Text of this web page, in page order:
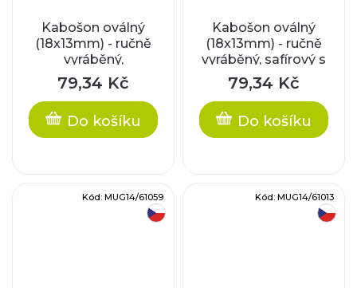
Kabošon oválný
(18x13mm) - ručně
vyráběný,
narůžovělý s plátky
stříbra
79,34 Kč
Do košíku
Kabošon oválný
(18x13mm) - ručně
vyráběný, safírový s
plátky stříbra
79,34 Kč
Do košíku
Kód: MUG14/61059 Kód: MUG14/61013